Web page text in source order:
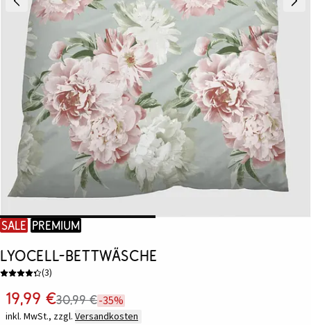
SALE Premium
Lyocell-Bettwäsche
(3)
19,99 €30,99 €-35%
inkl. MwSt., zzgl. Versandkosten